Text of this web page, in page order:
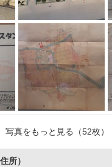
写真をもっと見る （52枚）
所）